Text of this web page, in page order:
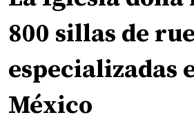
800 sillas de
especializadas
México